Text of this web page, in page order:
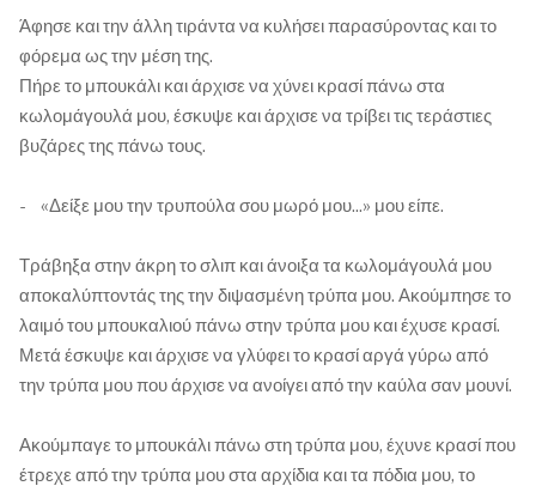
Άφησε και την άλλη τιράντα να κυλήσει παρασύροντας και το
φόρεμα ως την μέση της.
Πήρε το μπουκάλι και άρχισε να χύνει κρασί πάνω στα
κωλομάγουλά μου, έσκυψε και άρχισε να τρίβει τις τεράστιες
βυζάρες της πάνω τους.
- «Δείξε μου την τρυπούλα σου μωρό μου...» μου είπε.
Τράβηξα στην άκρη το σλιπ και άνοιξα τα κωλομάγουλά μου
αποκαλύπτοντάς της την διψασμένη τρύπα μου. Ακούμπησε το
λαιμό του μπουκαλιού πάνω στην τρύπα μου και έχυσε κρασί.
Μετά έσκυψε και άρχισε να γλύφει το κρασί αργά γύρω από
την τρύπα μου που άρχισε να ανοίγει από την καύλα σαν μουνί.
Ακούμπαγε το μπουκάλι πάνω στη τρύπα μου, έχυνε κρασί που
έτρεχε από την τρύπα μου στα αρχίδια και τα πόδια μου, το